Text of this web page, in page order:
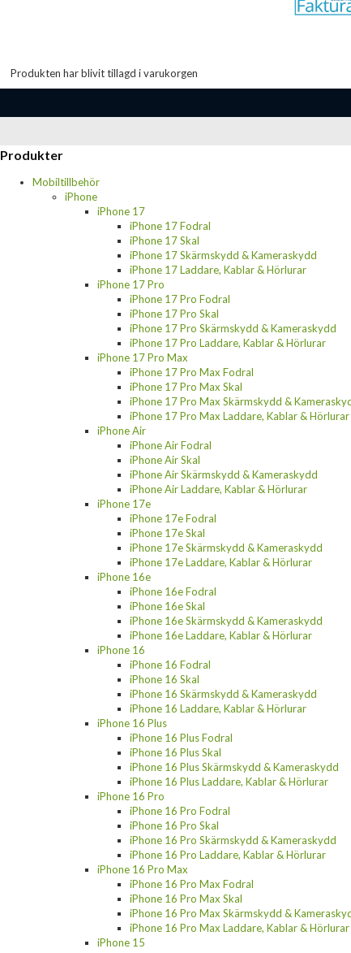
Produkten har blivit tillagd i varukorgen
Produkter
Mobiltillbehör
iPhone
iPhone 17
iPhone 17 Fodral
iPhone 17 Skal
iPhone 17 Skärmskydd & Kameraskydd
iPhone 17 Laddare, Kablar & Hörlurar
iPhone 17 Pro
iPhone 17 Pro Fodral
iPhone 17 Pro Skal
iPhone 17 Pro Skärmskydd & Kameraskydd
iPhone 17 Pro Laddare, Kablar & Hörlurar
iPhone 17 Pro Max
iPhone 17 Pro Max Fodral
iPhone 17 Pro Max Skal
iPhone 17 Pro Max Skärmskydd &
iPhone 17 Pro Max Laddare, Kablar & Hörlurar
iPhone Air
iPhone Air Fodral
iPhone Air Skal
iPhone Air Skärmskydd & Kameraskydd
iPhone Air Laddare, Kablar & Hörlurar
iPhone 17e
iPhone 17e Fodral
iPhone 17e Skal
iPhone 17e Skärmskydd & Kameraskydd
iPhone 17e Laddare, Kablar & Hörlurar
iPhone 16e
iPhone 16e Fodral
iPhone 16e Skal
iPhone 16e Skärmskydd & Kameraskydd
iPhone 16e Laddare, Kablar & Hörlurar
iPhone 16
iPhone 16 Fodral
iPhone 16 Skal
iPhone 16 Skärmskydd & Kameraskydd
iPhone 16 Laddare, Kablar & Hörlurar
iPhone 16 Plus
iPhone 16 Plus Fodral
iPhone 16 Plus Skal
iPhone 16 Plus Skärmskydd & Kameraskydd
iPhone 16 Plus Laddare, Kablar & Hörlurar
iPhone 16 Pro
iPhone 16 Pro Fodral
iPhone 16 Pro Skal
iPhone 16 Pro Skärmskydd & Kameraskydd
iPhone 16 Pro Laddare, Kablar & Hörlurar
iPhone 16 Pro Max
iPhone 16 Pro Max Fodral
iPhone 16 Pro Max Skal
iPhone 16 Pro Max Skärmskydd &
iPhone 16 Pro Max Laddare, Kablar & Hörlurar
iPhone 15